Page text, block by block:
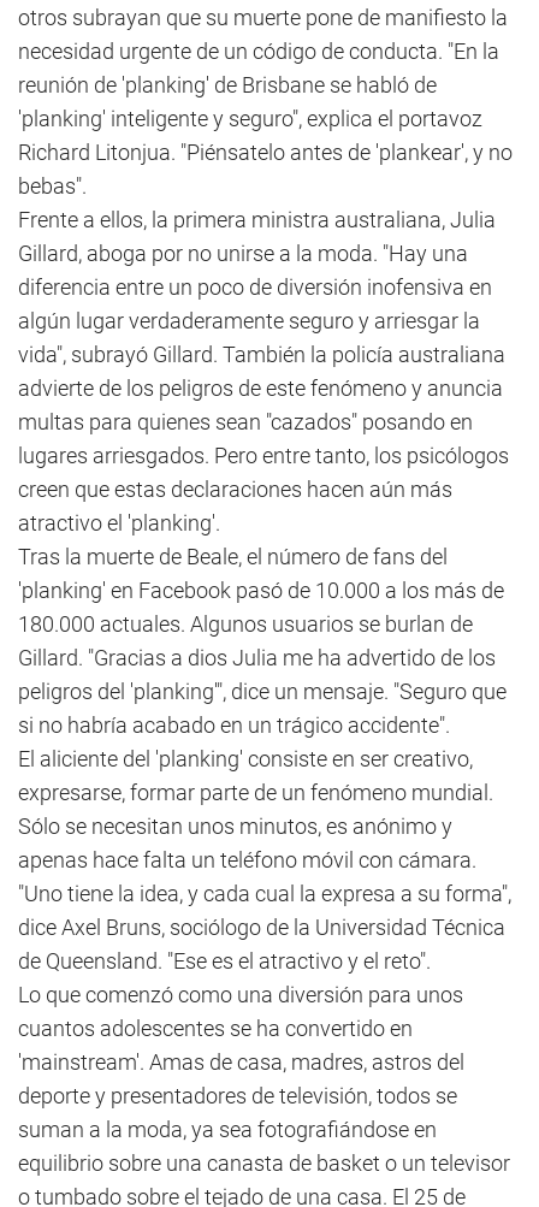
otros subrayan que su muerte pone de manifiesto la
necesidad urgente de un código de conducta. "En la
reunión de 'planking' de Brisbane se habló de
'planking' inteligente y seguro", explica el portavoz
Richard Litonjua. "Piénsatelo antes de 'plankear', y no
bebas".
Frente a ellos, la primera ministra australiana, Julia
Gillard, aboga por no unirse a la moda. "Hay una
diferencia entre un poco de diversión inofensiva en
algún lugar verdaderamente seguro y arriesgar la
vida", subrayó Gillard. También la policía australiana
advierte de los peligros de este fenómeno y anuncia
multas para quienes sean "cazados" posando en
lugares arriesgados. Pero entre tanto, los psicólogos
creen que estas declaraciones hacen aún más
atractivo el 'planking'.
Tras la muerte de Beale, el número de fans del
'planking' en Facebook pasó de 10.000 a los más de
180.000 actuales. Algunos usuarios se burlan de
Gillard. "Gracias a dios Julia me ha advertido de los
peligros del 'planking'", dice un mensaje. "Seguro que
si no habría acabado en un trágico accidente".
El aliciente del 'planking' consiste en ser creativo,
expresarse, formar parte de un fenómeno mundial.
Sólo se necesitan unos minutos, es anónimo y
apenas hace falta un teléfono móvil con cámara.
"Uno tiene la idea, y cada cual la expresa a su forma",
dice Axel Bruns, sociólogo de la Universidad Técnica
de Queensland. "Ese es el atractivo y el reto".
Lo que comenzó como una diversión para unos
cuantos adolescentes se ha convertido en
'mainstream'. Amas de casa, madres, astros del
deporte y presentadores de televisión, todos se
suman a la moda, ya sea fotografiándose en
equilibrio sobre una canasta de basket o un televisor
o tumbado sobre el tejado de una casa. El 25 de